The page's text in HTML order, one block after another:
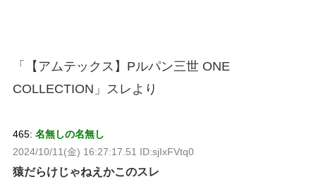
「【アムテックス】Pルパン三世 ONE
COLLECTION」スレより
465: 名無しの名無し
2024/10/11(金) 16:27:17.51 ID:sjIxFVtq0
猿だらけじゃねえかこのスレ